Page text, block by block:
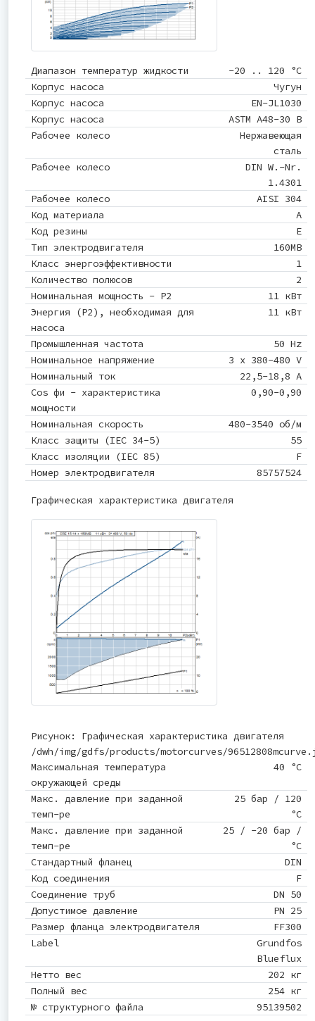
Диапазон температур жидкости
-20 .. 120 °C
Корпус насоса
Чугун
Корпус насоса
EN-JL1030
Корпус насоса
ASTM A48-30 B
Рабочее колесо
Нержавеющая
сталь
Рабочее колесо
DIN W.-Nr.
1.4301
Рабочее колесо
AISI 304
Код материала
A
Код резины
E
Тип электродвигателя
160MB
Класс энергоэффективности
1
Количество полюсов
2
Номинальная мощность - P2
11 кВт
Энергия (Р2), необходимая для
насоса
11 кВт
Промышленная частота
50 Hz
Номинальное напряжение
3 x 380-480 V
Номинальный ток
22,5-18,8 A
Cos фи - характеристика
мощности
0,90-0,90
Номинальная скорость
480-3540 об/м
Класс защиты (IEC 34-5)
55
Класс изоляции (IEC 85)
F
Номер электродвигателя
85757524
Графическая характеристика двигателя
Рисунок: Графическая характеристика двигателя
/dwh/img/gdfs/products/motorcurves/
Максимальная температура
окружающей среды
40 °C
Макс. давление при заданной
темп-ре
25 бар / 120
°C
Макс. давление при заданной
темп-ре
25 / -20 бар /
°C
Стандартный фланец
DIN
Код соединения
F
Соединение труб
DN 50
Допустимое давление
PN 25
Размер фланца электродвигателя
FF300
Label
Grundfos
Blueflux
Нетто вес
202 кг
Полный вес
254 кг
№ структурного файла
95139502